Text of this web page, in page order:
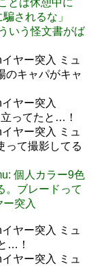
されるな」
いう怪文書がば
ヤー突入 ミュ
のキャパがキャ
ヤー突入
ってたと…！
ヤー突入 ミュ
って撮影してる
個人カラー9色
。ブレードって
突入
ヤー突入 ミュ
…！
ヤー突入 ミュ